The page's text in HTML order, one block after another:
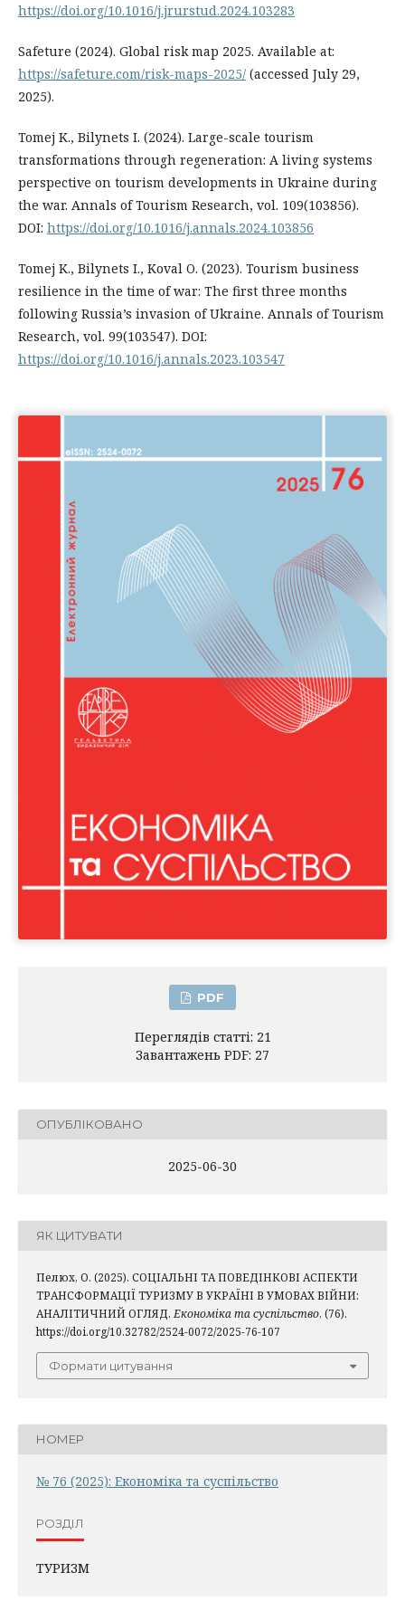
https://doi.org/10.1016/j.jrurstud.2024.103283
Safeture (2024). Global risk map 2025. Available at:
https://safeture.com/risk-maps-2025/ (accessed July 29,
2025).
Tomej K., Bilynets I. (2024). Large-scale tourism
transformations through regeneration: A living systems
perspective on tourism developments in Ukraine during
the war. Annals of Tourism Research, vol. 109(103856).
DOI: https://doi.org/10.1016/j.annals.2024.103856
Tomej K., Bilynets I., Koval O. (2023). Tourism business
resilience in the time of war: The first three months
following Russia’s invasion of Ukraine. Annals of Tourism
Research, vol. 99(103547). DOI:
https://doi.org/10.1016/j.annals.2023.103547
PDF
Переглядів статті: 21
Завантажень PDF: 27
ОПУБЛІКОВАНО
2025-06-30
ЯК ЦИТУВАТИ
Пелюх, О. (2025). СОЦІАЛЬНІ ТА ПОВЕДІНКОВІ АСПЕКТИ
ТРАНСФОРМАЦІЇ ТУРИЗМУ В УКРАЇНІ В УМОВАХ ВІЙНИ:
АНАЛІТИЧНИЙ ОГЛЯД. Економіка та суспільство, (76).
https://doi.org/10.32782/2524-0072/2025-76-107
Формати цитування
НОМЕР
№ 76 (2025): Економіка та суспільство
РОЗДІЛ
ТУРИЗМ